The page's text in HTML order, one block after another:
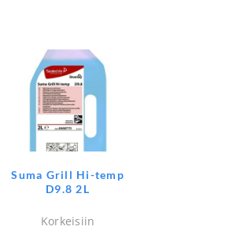
Suma Grill Hi-temp
D9.8 2L
Korkeisiin